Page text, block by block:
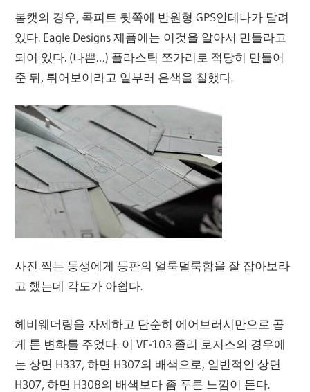
봄캣의 경우, 콕피트 뒷쪽에 반원형 GPS안테나가 달려
있다. Eagle Designs 제품에는 이것을 알아서 만들라고
되어 있다. (나쁜…) 플라스틱 쪼가리로 적당히 만들어
준 뒤, 튀어보이라고 일부러 은색을 칠했다.
사진 찍는 동생에게 등판의 얼룩덜룩함을 잘 잡아보라
고 했는데 각도가 아쉽다.
헤비웨더링을 자제하고 단순히 에어브러시만으로 곱
게 톤 변화를 주었다. 이 VF-103 졸리 로저스의 경우에
는 상면 H337, 하면 H307의 배색으로, 일반적인 상면
H307, 하면 H308의 배색보다 좀 푸른 느낌이 돈다.